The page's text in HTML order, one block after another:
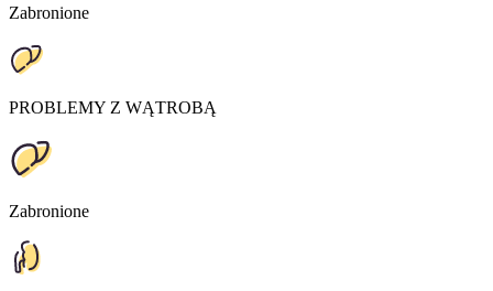
Zabronione
PROBLEMY Z WĄTROBĄ
Zabronione